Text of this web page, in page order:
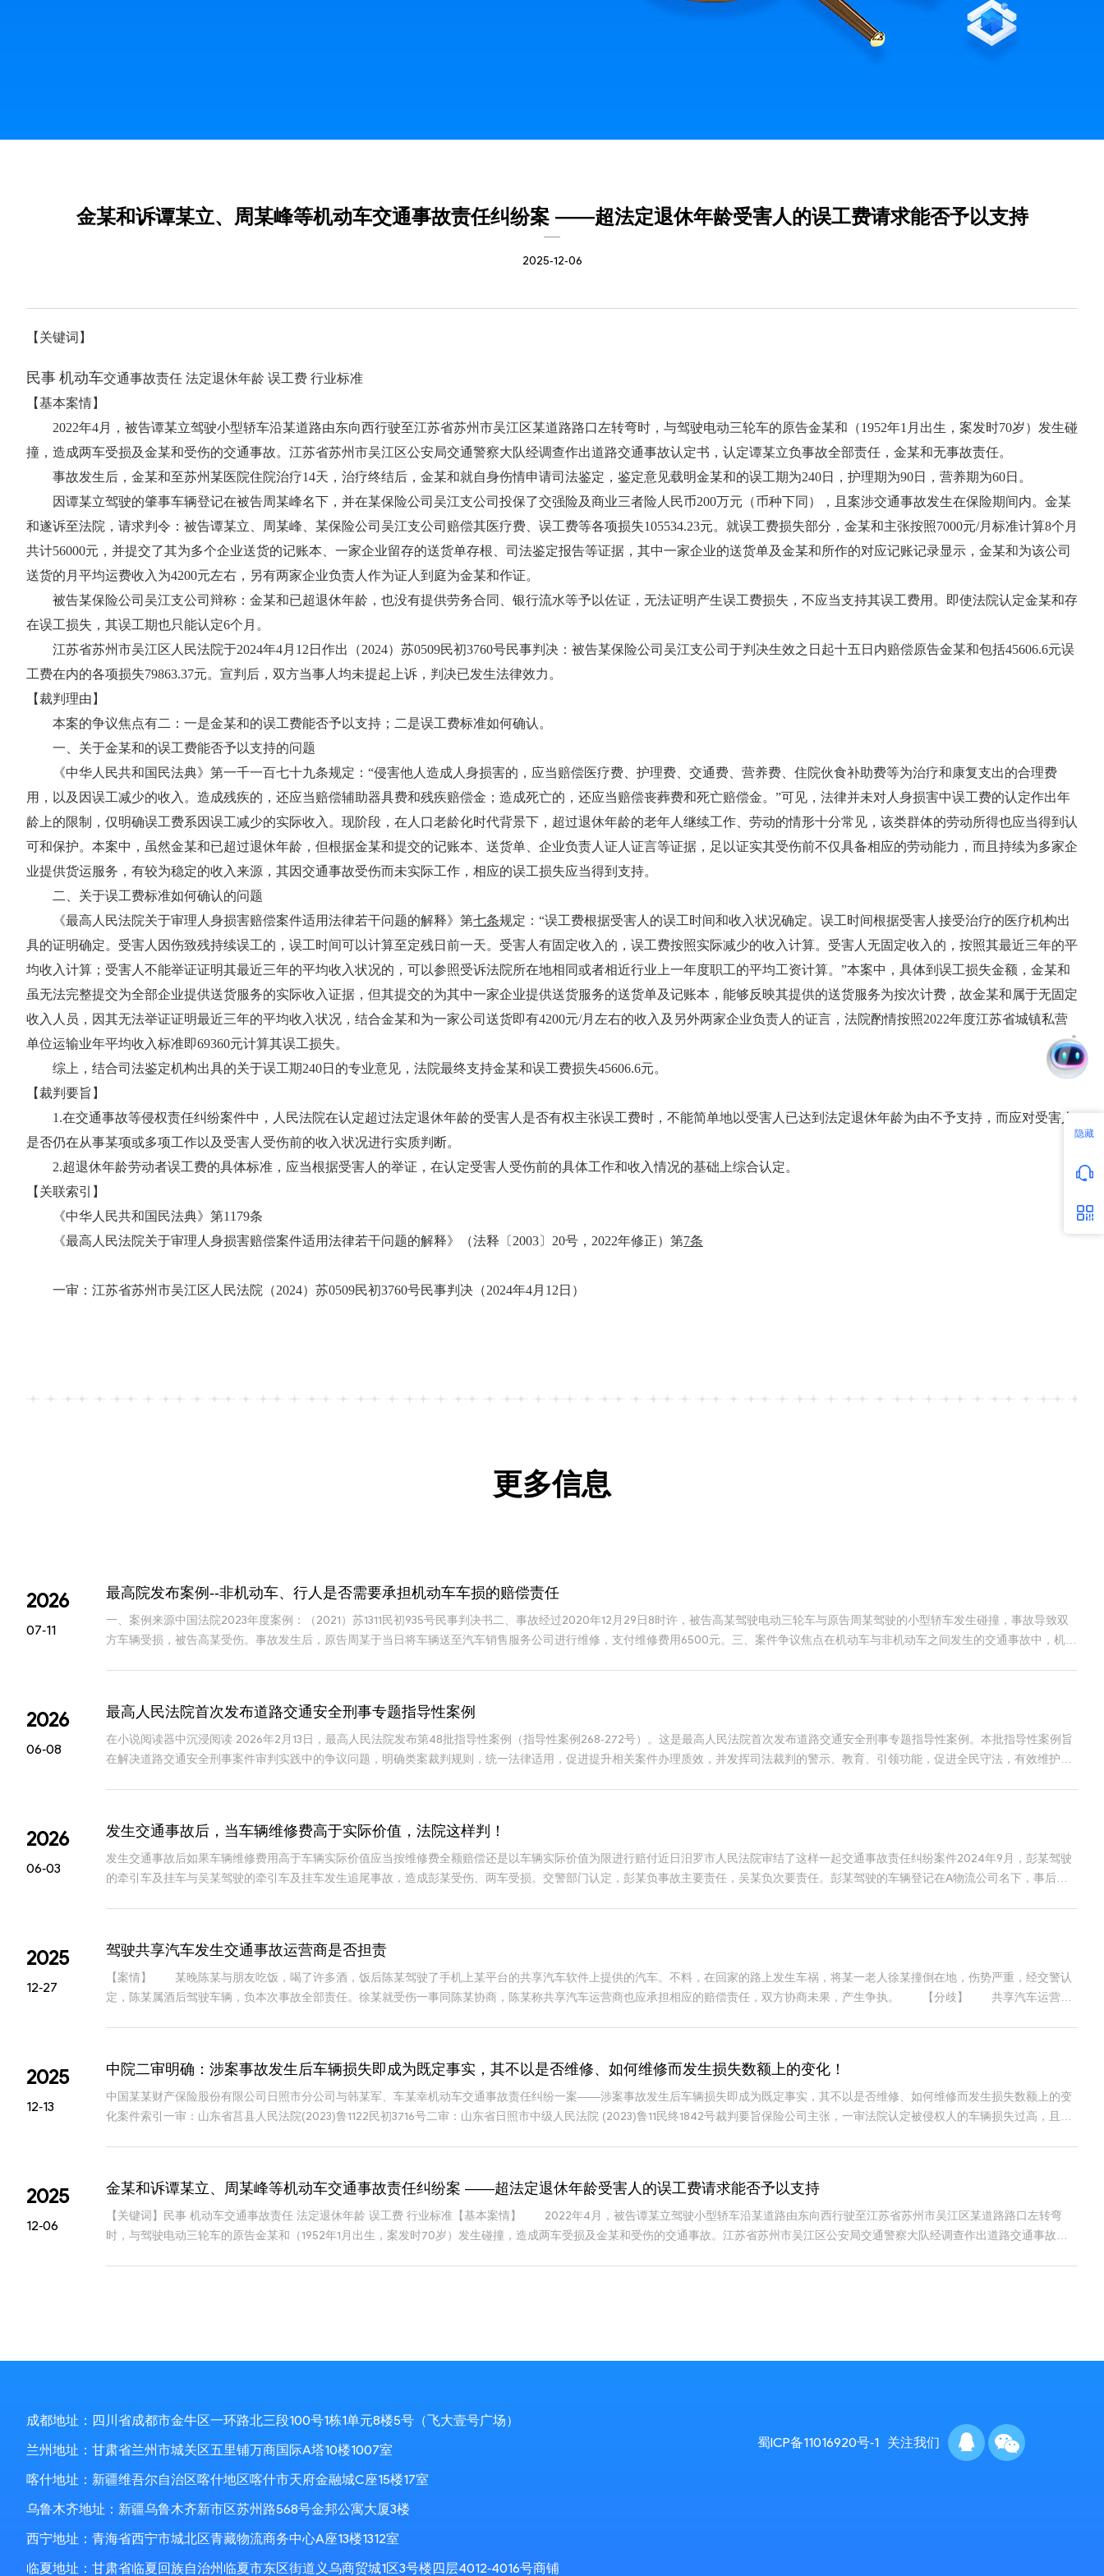
金某和诉谭某立、周某峰等机动车交通事故责任纠纷案 ——超法定退休年龄受害人的误工费请求能否予以支持
2025-12-06
【关键词】
民事 机动车交通事故责任 法定退休年龄 误工费 行业标准
【基本案情】
2022年4月，被告谭某立驾驶小型轿车沿某道路由东向西行驶至江苏省苏州市吴江区某道路路口左转弯时，与驾驶电动三轮车的原告金某和（1952年1月出生，案发时70岁）发生碰
撞，造成两车受损及金某和受伤的交通事故。江苏省苏州市吴江区公安局交通警察大队经调查作出道路交通事故认定书，认定谭某立负事故全部责任，金某和无事故责任。
事故发生后，金某和至苏州某医院住院治疗14天，治疗终结后，金某和就自身伤情申请司法鉴定，鉴定意见载明金某和的误工期为240日，护理期为90日，营养期为60日。
因谭某立驾驶的肇事车辆登记在被告周某峰名下，并在某保险公司吴江支公司投保了交强险及商业三者险人民币200万元（币种下同），且案涉交通事故发生在保险期间内。金某
和遂诉至法院，请求判令：被告谭某立、周某峰、某保险公司吴江支公司赔偿其医疗费、误工费等各项损失105534.23元。就误工费损失部分，金某和主张按照7000元/月标准计算8个月
共计56000元，并提交了其为多个企业送货的记账本、一家企业留存的送货单存根、司法鉴定报告等证据，其中一家企业的送货单及金某和所作的对应记账记录显示，金某和为该公司
送货的月平均运费收入为4200元左右，另有两家企业负责人作为证人到庭为金某和作证。
被告某保险公司吴江支公司辩称：金某和已超退休年龄，也没有提供劳务合同、银行流水等予以佐证，无法证明产生误工费损失，不应当支持其误工费用。即使法院认定金某和存
在误工损失，其误工期也只能认定6个月。
江苏省苏州市吴江区人民法院于2024年4月12日作出（2024）苏0509民初3760号民事判决：被告某保险公司吴江支公司于判决生效之日起十五日内赔偿原告金某和包括45606.6元误
工费在内的各项损失79863.37元。宣判后，双方当事人均未提起上诉，判决已发生法律效力。
【裁判理由】
本案的争议焦点有二：一是金某和的误工费能否予以支持；二是误工费标准如何确认。
一、关于金某和的误工费能否予以支持的问题
《中华人民共和国民法典》第一千一百七十九条规定：“侵害他人造成人身损害的，应当赔偿医疗费、护理费、交通费、营养费、住院伙食补助费等为治疗和康复支出的合理费
用，以及因误工减少的收入。造成残疾的，还应当赔偿辅助器具费和残疾赔偿金；造成死亡的，还应当赔偿丧葬费和死亡赔偿金。”可见，法律并未对人身损害中误工费的认定作出年
龄上的限制，仅明确误工费系因误工减少的实际收入。现阶段，在人口老龄化时代背景下，超过退休年龄的老年人继续工作、劳动的情形十分常见，该类群体的劳动所得也应当得到认
可和保护。本案中，虽然金某和已超过退休年龄，但根据金某和提交的记账本、送货单、企业负责人证人证言等证据，足以证实其受伤前不仅具备相应的劳动能力，而且持续为多家企
业提供货运服务，有较为稳定的收入来源，其因交通事故受伤而未实际工作，相应的误工损失应当得到支持。
二、关于误工费标准如何确认的问题
《最高人民法院关于审理人身损害赔偿案件适用法律若干问题的解释》第七条规定：“误工费根据受害人的误工时间和收入状况确定。误工时间根据受害人接受治疗的医疗机构出
具的证明确定。受害人因伤致残持续误工的，误工时间可以计算至定残日前一天。受害人有固定收入的，误工费按照实际减少的收入计算。受害人无固定收入的，按照其最近三年的平
均收入计算；受害人不能举证证明其最近三年的平均收入状况的，可以参照受诉法院所在地相同或者相近行业上一年度职工的平均工资计算。”本案中，具体到误工损失金额，金某和
虽无法完整提交为全部企业提供送货服务的实际收入证据，但其提交的为其中一家企业提供送货服务的送货单及记账本，能够反映其提供的送货服务为按次计费，故金某和属于无固定
收入人员，因其无法举证证明最近三年的平均收入状况，结合金某和为一家公司送货即有4200元/月左右的收入及另外两家企业负责人的证言，法院酌情按照2022年度江苏省城镇私营
单位运输业年平均收入标准即69360元计算其误工损失。
综上，结合司法鉴定机构出具的关于误工期240日的专业意见，法院最终支持金某和误工费损失45606.6元。
【裁判要旨】
1.在交通事故等侵权责任纠纷案件中，人民法院在认定超过法定退休年龄的受害人是否有权主张误工费时，不能简单地以受害人已达到法定退休年龄为由不予支持，而应对受害人
是否仍在从事某项或多项工作以及受害人受伤前的收入状况进行实质判断。
2.超退休年龄劳动者误工费的具体标准，应当根据受害人的举证，在认定受害人受伤前的具体工作和收入情况的基础上综合认定。
【关联索引】
《中华人民共和国民法典》第1179条
《最高人民法院关于审理人身损害赔偿案件适用法律若干问题的解释》（法释〔2003〕20号，2022年修正）第7条
一审：江苏省苏州市吴江区人民法院（2024）苏0509民初3760号民事判决（2024年4月12日）
更多信息
2026
07-11
最高院发布案例--非机动车、行人是否需要承担机动车车损的赔偿责任
一、案例来源中国法院2023年度案例：（2021）苏1311民初935号民事判决书二、事故经过2020年12月29日8时许，被告高某驾驶电动三轮车与原告周某驾驶的小型轿车发生碰撞，事故导致双
方车辆受损，被告高某受伤。事故发生后，原告周某于当日将车辆送至汽车销售服务公司进行维修，支付维修费用6500元。三、案件争议焦点在机动车与非机动车之间发生的交通事故中，机动
2026
06-08
最高人民法院首次发布道路交通安全刑事专题指导性案例
在小说阅读器中沉浸阅读 2026年2月13日，最高人民法院发布第48批指导性案例（指导性案例268-272号）。这是最高人民法院首次发布道路交通安全刑事专题指导性案例。本批指导性案例旨
在解决道路交通安全刑事案件审判实践中的争议问题，明确类案裁判规则，统一法律适用，促进提升相关案件办理质效，并发挥司法裁判的警示、教育、引领功能，促进全民守法，有效维护公
2026
06-03
发生交通事故后，当车辆维修费高于实际价值，法院这样判！
发生交通事故后如果车辆维修费用高于车辆实际价值应当按维修费全额赔偿还是以车辆实际价值为限进行赔付近日汨罗市人民法院审结了这样一起交通事故责任纠纷案件2024年9月，彭某驾驶
的牵引车及挂车与吴某驾驶的牵引车及挂车发生追尾事故，造成彭某受伤、两车受损。交警部门认定，彭某负事故主要责任，吴某负次要责任。彭某驾驶的车辆登记在A物流公司名下，事后，A
2025
12-27
驾驶共享汽车发生交通事故运营商是否担责
【案情】 某晚陈某与朋友吃饭，喝了许多酒，饭后陈某驾驶了手机上某平台的共享汽车软件上提供的汽车。不料，在回家的路上发生车祸，将某一老人徐某撞倒在地，伤势严重，经交警认
定，陈某属酒后驾驶车辆，负本次事故全部责任。徐某就受伤一事同陈某协商，陈某称共享汽车运营商也应承担相应的赔偿责任，双方协商未果，产生争执。 【分歧】 共享汽车运营商
2025
12-13
中院二审明确：涉案事故发生后车辆损失即成为既定事实，其不以是否维修、如何维修而发生损失数额上的变化！
中国某某财产保险股份有限公司日照市分公司与韩某军、车某幸机动车交通事故责任纠纷一案——涉案事故发生后车辆损失即成为既定事实，其不以是否维修、如何维修而发生损失数额上的变
化案件索引一审：山东省莒县人民法院(2023)鲁1122民初3716号二审：山东省日照市中级人民法院 (2023)鲁11民终1842号裁判要旨保险公司主张，一审法院认定被侵权人的车辆损失过高，且被
2025
12-06
金某和诉谭某立、周某峰等机动车交通事故责任纠纷案 ——超法定退休年龄受害人的误工费请求能否予以支持
【关键词】民事 机动车交通事故责任 法定退休年龄 误工费 行业标准【基本案情】 2022年4月，被告谭某立驾驶小型轿车沿某道路由东向西行驶至江苏省苏州市吴江区某道路路口左转弯
时，与驾驶电动三轮车的原告金某和（1952年1月出生，案发时70岁）发生碰撞，造成两车受损及金某和受伤的交通事故。江苏省苏州市吴江区公安局交通警察大队经调查作出道路交通事故认
蜀ICP备11016920号-1 关注我们
成都地址：四川省成都市金牛区一环路北三段100号1栋1单元8楼5号（飞大壹号广场）
兰州地址：甘肃省兰州市城关区五里铺万商国际A塔10楼1007室
喀什地址：新疆维吾尔自治区喀什地区喀什市天府金融城C座15楼17室
乌鲁木齐地址：新疆乌鲁木齐新市区苏州路568号金邦公寓大厦3楼
西宁地址：青海省西宁市城北区青藏物流商务中心A座13楼1312室
临夏地址：甘肃省临夏回族自治州临夏市东区街道义乌商贸城1区3号楼四层4012-4016号商铺
隐藏